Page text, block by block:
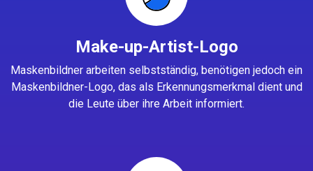
Make-up-Artist-Logo
Maskenbildner arbeiten selbstständig, benötigen jedoch ein
Maskenbildner-Logo, das als Erkennungsmerkmal dient und
die Leute über ihre Arbeit informiert.